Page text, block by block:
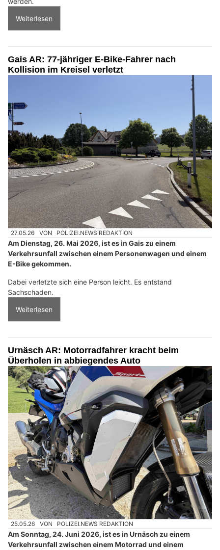
Weiterlesen
Gais AR: 77-jähriger E-Bike-Fahrer nach
Kollision im Kreisel verletzt
27.05.26 VON POLIZEI.NEWS REDAKTION
Am Dienstag, 26. Mai 2026, ist es in Gais zu einem
Verkehrsunfall zwischen einem Personenwagen und einem
E-Bike gekommen.
Dabei verletzte sich eine Person leicht. Es entstand
Sachschaden.
Weiterlesen
Urnäsch AR: Motorradfahrer kracht beim
Überholen in abbiegendes Auto
25.05.26 VON POLIZEI.NEWS REDAKTION
Am Sonntag, 24. Juni 2026, ist es in Urnäsch zu einem
Verkehrsunfall zwischen einem Motorrad und einem